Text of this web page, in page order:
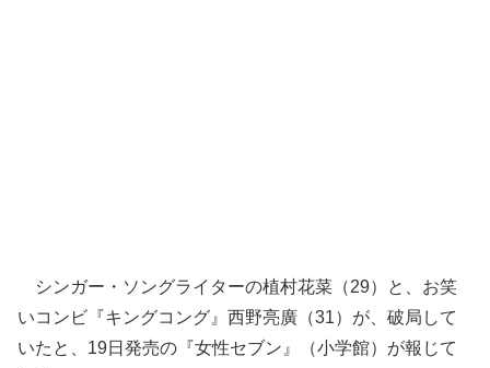
シンガー・ソングライターの植村花菜（29）と、お笑
いコンビ『キングコング』西野亮廣（31）が、破局して
いたと、19日発売の『女性セブン』（小学館）が報じて